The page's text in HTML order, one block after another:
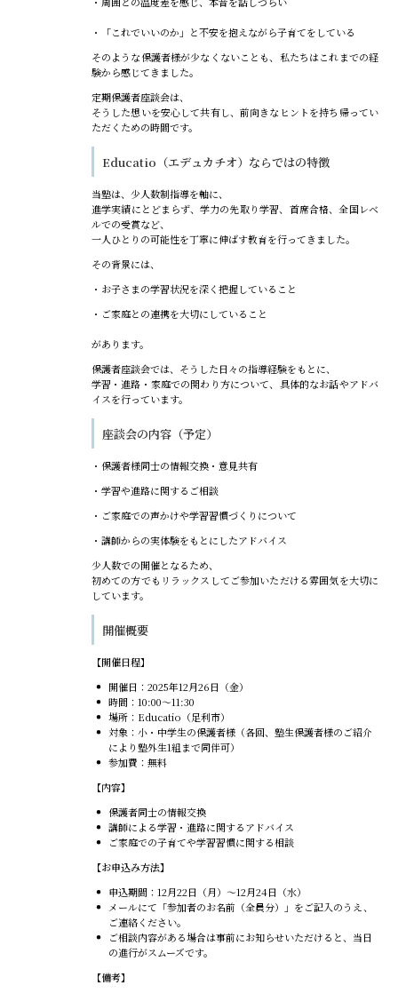
・「これでいいのか」と不安を抱えながら子育てをしている
そのような保護者様が少なくないことも、私たちはこれまでの経
験から感じてきました。
定期保護者座談会は、
そうした想いを安心して共有し、前向きなヒントを持ち帰ってい
ただくための時間です。
Educatio（エデュカチオ）ならではの特徴
当塾は、少人数制指導を軸に、
進学実績にとどまらず、学力の先取り学習、首席合格、全国レベ
ルでの受賞など、
一人ひとりの可能性を丁寧に伸ばす教育を行ってきました。
その背景には、
・お子さまの学習状況を深く把握していること
・ご家庭との連携を大切にしていること
があります。
保護者座談会では、そうした日々の指導経験をもとに、
学習・進路・家庭での関わり方について、具体的なお話やアドバ
イスを行っています。
座談会の内容（予定）
・保護者様同士の情報交換・意見共有
・学習や進路に関するご相談
・ご家庭での声かけや学習習慣づくりについて
・講師からの実体験をもとにしたアドバイス
少人数での開催となるため、
初めての方でもリラックスしてご参加いただける雰囲気を大切に
しています。
開催概要
【開催日程】
開催日：2025年12月26日（金）
時間：10:00～11:30
場所：Educatio（足利市）
対象：小・中学生の保護者様（各回、塾生保護者様のご紹介
により塾外生1組まで同伴可）
参加費：無料
【内容】
保護者同士の情報交換
講師による学習・進路に関するアドバイス
ご家庭での子育てや学習習慣に関する相談
【お申込み方法】
申込期間：12月22日（月）〜12月24日（水）
メールにて「参加者のお名前（全員分）」をご記入のうえ、
ご連絡ください。
ご相談内容がある場合は事前にお知らせいただけると、当日
の進行がスムーズです。
【備考】